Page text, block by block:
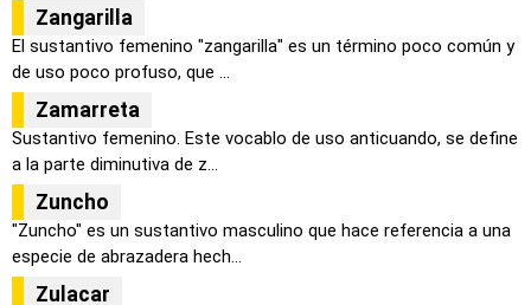
Zangarilla
El sustantivo femenino "zangarilla" es un término poco común y
de uso poco profuso, que ...
Zamarreta
Sustantivo femenino. Este vocablo de uso anticuando, se define
a la parte diminutiva de z...
Zuncho
"Zuncho" es un sustantivo masculino que hace referencia a una
especie de abrazadera hech...
Zulacar